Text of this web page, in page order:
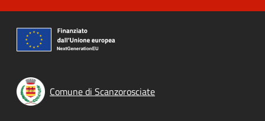
Comune di Scanzorosciate